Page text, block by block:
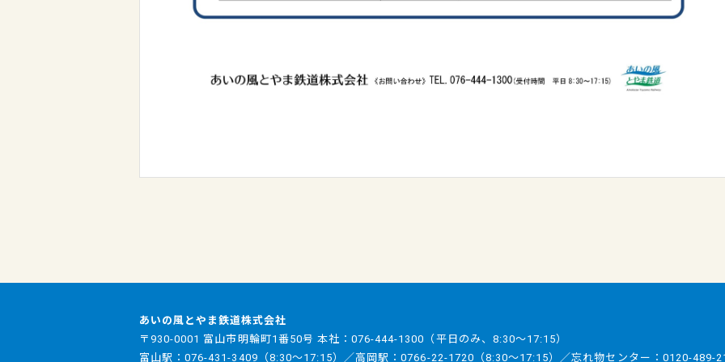
あいの風とやま鉄道株式会社
〒930-0001 富山市明輪町1番50号 本社： 076-444-1300 （平日のみ、8:30～17:15）
富山駅：076-431-3409 （8:30～17:15）／高岡駅：0766-22-1720 （8:30～17:15）／忘れ物センター： 0120-489-